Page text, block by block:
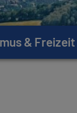
& Freizeit